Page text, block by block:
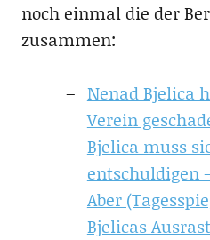
noch einmal die der
zusammen:
Nenad Bjelica
Verein
Bjelica muss
entschuldigen
Aber
Bjelicas